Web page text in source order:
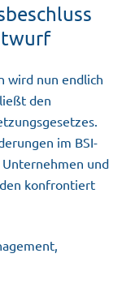
wird nun endlich
den
im BSI-
und
konfrontiert